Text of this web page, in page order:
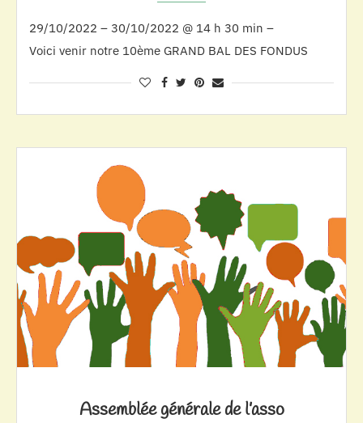
29/10/2022 – 30/10/2022 @ 14 h 30 min –
Voici venir notre 10ème GRAND BAL DES FONDUS
Assemblée générale de l’asso